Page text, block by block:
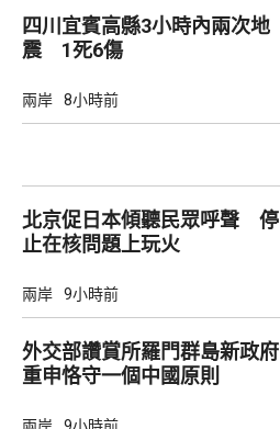
四川宜賓高縣3小時內兩次地
震 1死6傷
兩岸 8小時前
北京促日本傾聽民眾呼聲 停
止在核問題上玩火
兩岸 9小時前
外交部讚賞所羅門群島新政府
重申恪守一個中國原則